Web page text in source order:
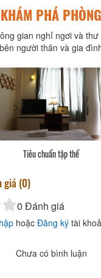
KHÁM PHÁ PHÒNG
gian nghỉ ngơi và
bên người thân và gia
Tiêu chuẩn tập thể
giá (0)
0 Đánh giá
hoặc Đăng ký tài
Chưa có bình luận